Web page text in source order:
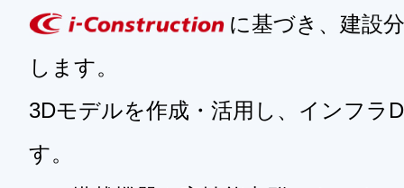
に基づき、 建設
します。
3Dモデルを作成・活用し、インフラ
す。